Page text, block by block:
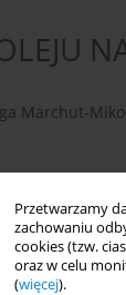
Przetwarzamy
zachowaniu
cookies (tzw.
oraz w celu
(więcej).
Marchut-
ASP.FC/